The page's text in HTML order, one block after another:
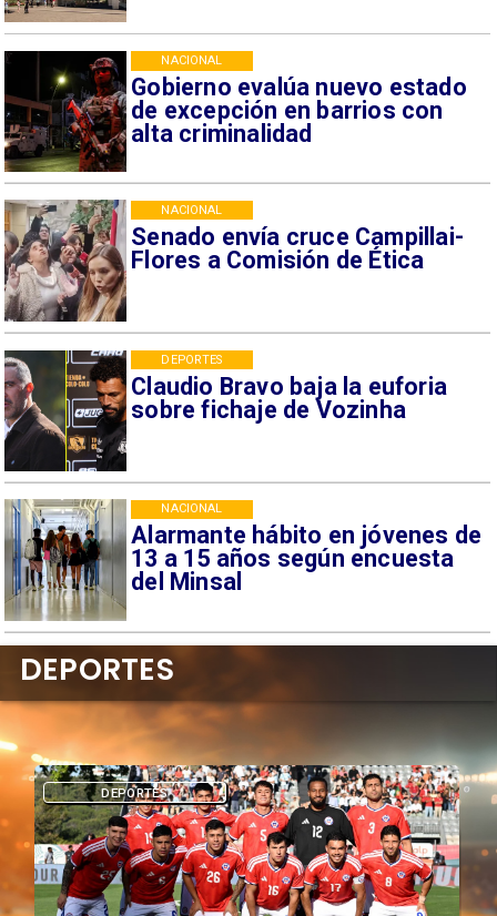
Gobierno evalúa nuevo estado
de excepción en barrios con
alta criminalidad
NACIONAL
Senado envía cruce Campillai-
Flores a Comisión de Ética
NACIONAL
Claudio Bravo baja la euforia
sobre fichaje de Vozinha
DEPORTES
Alarmante hábito en jóvenes de
13 a 15 años según encuesta
del Minsal
NACIONAL
DEPORTES
DEPORTES